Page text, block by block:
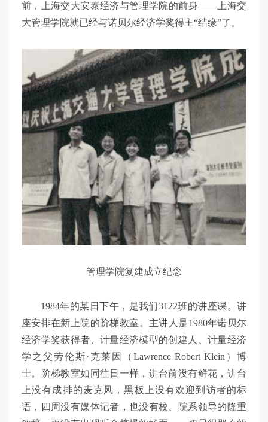
前，上海交大安泰经济与管理学院的前身——上海交
大管理学院就已经与诺贝尔经济学奖得主“结缘”了。
管理学院复建成立纪念
1984年的某日下午，是我们3122班的讲座课。讲
座安排在新上院的阶梯教室。主讲人是1980年诺贝尔
经济学奖获得者、计量经济模型的创建人、计量经济
学之父劳伦斯·克莱因（Lawrence Robert Klein）博
士。阶梯教室如同往日一样，讲台前没有鲜花，讲台
上没有成排的麦克风，黑板上没有欢迎到访者的标
语，四周没有媒体记者，也没有校、院系领导的隆重